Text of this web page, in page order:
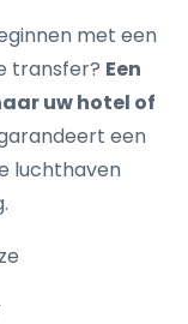
met een
transfer? Een
uw hotel of
een
luchthaven